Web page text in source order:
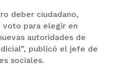
deber ciudadano,
para elegir en
autoridades de
publicó el jefe de
sociales.